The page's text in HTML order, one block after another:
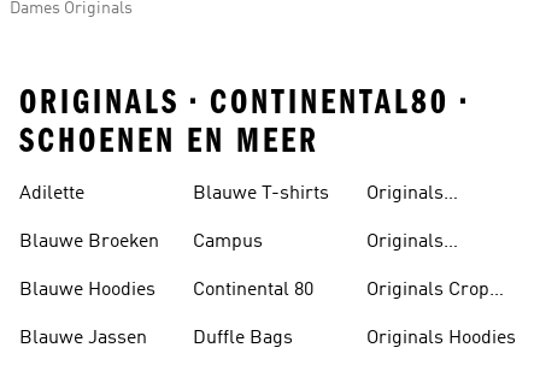
Dames Originals
ORIGINALS • CONTINENTAL80 •
SCHOENEN EN MEER
Adilette
Blauwe Broeken
Blauwe Hoodies
Blauwe Jassen
Blauwe T-shirts
Campus
Continental 80
Duffle Bags
Originals
Originals
Originals Crop
Originals Hoodies